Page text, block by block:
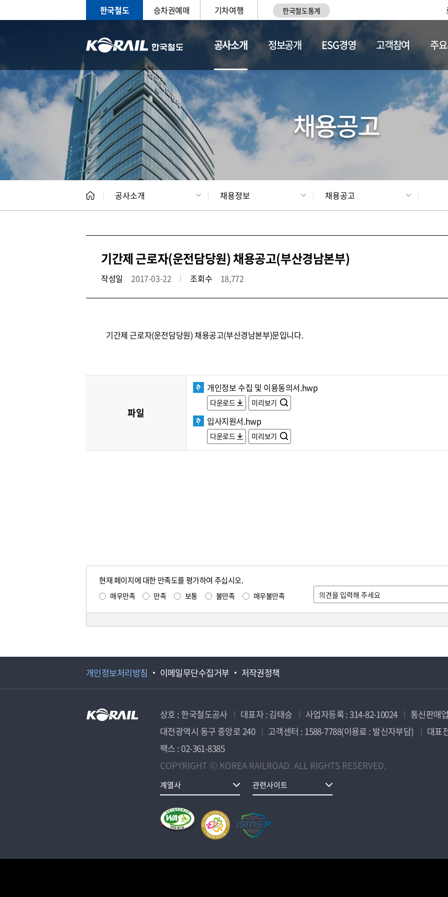
한국철도 승차권예매 기차여행 한국철도통계
공사소개
CEO 일반현황 채용정보
정보공개 ESG경영 고객참여 주
채용공고
공사소개 채용정보 채용공고
기간제 근로자(운전담당원) 채용공고(부산경남본부)
작성일 2017-03-22 조회수 18,772
기간제 근로자(운전담당원) 채용공고(부산경남본부)문입니다.
파일
개인정보 수집 및 이용동의서.hwp
다운로드 미리보기
입사지원서.hwp
다운로드 미리보기
현재 페이지에 대한 만족도를 평가하여 주십시오.
매우만족 만족 보통 불만족 매우불만족
개인정보처리방침 이메일무단수집거부 저작권정책
상호 : 한국철도공사 대표자 : 김태승 사업자등록 : 314-82-10024
통신판매
대전광역시 동구 중앙로 240
고객센터 : 1588-7788(이용료 : 발신자부담)
대표
팩스 : 02-361-8385
COPYRIGHT ⓒ KOREA RAILROAD. ALL RIGHTS RESERVED.
계열사 관련사이트